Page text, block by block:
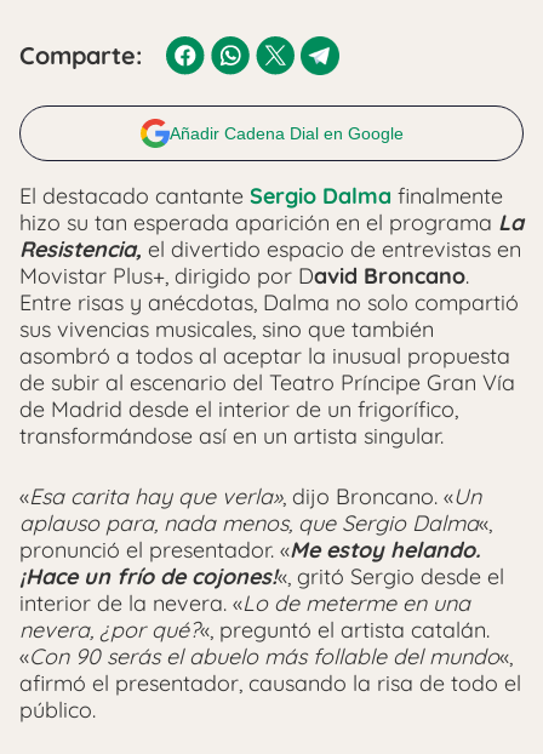
Comparte:
Añadir Cadena Dial en Google
El destacado cantante Sergio Dalma finalmente
hizo su tan esperada aparición en el programa La
Resistencia, el divertido espacio de entrevistas en
Movistar Plus+, dirigido por David Broncano.
Entre risas y anécdotas, Dalma no solo compartió
sus vivencias musicales, sino que también
asombró a todos al aceptar la inusual propuesta
de subir al escenario del Teatro Príncipe Gran Vía
de Madrid desde el interior de un frigorífico,
transformándose así en un artista singular.
«Esa carita hay que verla», dijo Broncano. «Un
aplauso para, nada menos, que Sergio Dalma«,
pronunció el presentador. «Me estoy helando.
¡Hace un frío de cojones!«, gritó Sergio desde el
interior de la nevera. «Lo de meterme en una
nevera, ¿por qué?«, preguntó el artista catalán.
«Con 90 serás el abuelo más follable del mundo«,
afirmó el presentador, causando la risa de todo el
público.